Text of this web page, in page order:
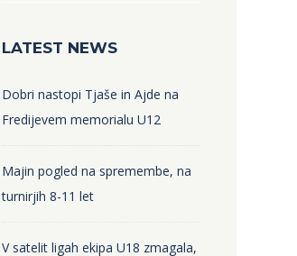
LATEST NEWS
Dobri nastopi Tjaše in Ajde na
Fredijevem memorialu U12
Majin pogled na spremembe, na
turnirjih 8-11 let
V satelit ligah ekipa U18 zmagala,